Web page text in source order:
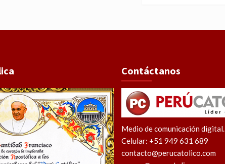
Contáctanos
Medio de comunicación digital.
Celular: +51 949 631 689
contacto@perucatolico.com